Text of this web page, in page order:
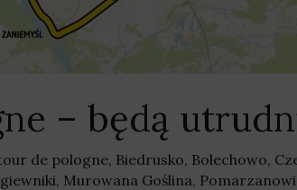
– będą
de pologne, Biedrusko, Bolechowo,
, Murowana Goślina,